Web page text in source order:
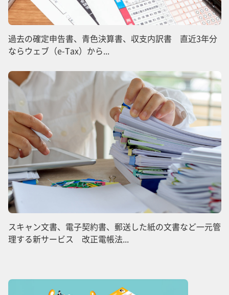
過去の確定申告書、青色決算書、収支内訳書 直近3年分
ならウェブ（e-Tax）から...
スキャン文書、電子契約書、郵送した紙の文書など一元管
理する新サービス 改正電帳法...